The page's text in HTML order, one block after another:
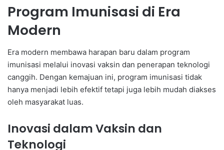
Program Imunisasi di Era
Modern
Era modern membawa harapan baru dalam program
imunisasi melalui inovasi vaksin dan penerapan teknologi
canggih. Dengan kemajuan ini, program imunisasi tidak
hanya menjadi lebih efektif tetapi juga lebih mudah diakses
oleh masyarakat luas.
Inovasi dalam Vaksin dan
Teknologi